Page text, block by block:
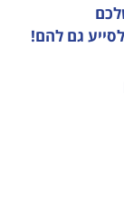
גם להם!